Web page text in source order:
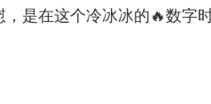
是在这个冷冰冰的🔥数字